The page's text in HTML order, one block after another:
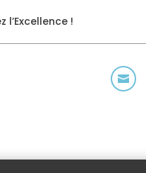
l’Excellence !
